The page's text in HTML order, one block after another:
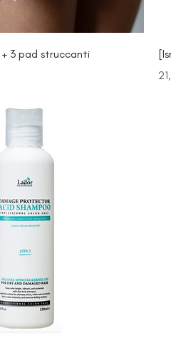
3 pad struccanti